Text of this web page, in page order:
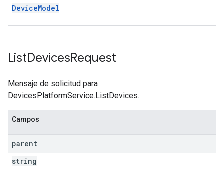
DeviceModel
ListDevicesRequest
Mensaje de solicitud para
DevicesPlatformService.ListDevices.
Campos
parent
string